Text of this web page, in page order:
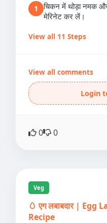
1
चिकन में थोड़ा नमक
मेरिनेट कर लें।
View all 11 Steps
View all comments
Login
0 0
Veg
🥚 एग लबाबदार |
Recipe